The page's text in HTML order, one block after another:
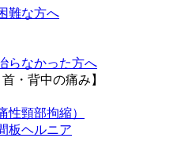
難な方へ
らなかった方へ
・背中の痛み】
性頸部拘縮）
板ヘルニア